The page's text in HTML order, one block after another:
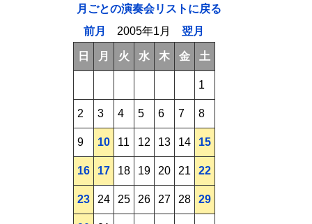
月ごとの演奏会リストに戻る
前月
2005年1月翌月
日 月 火 水 木 金 土
1
2 3 4 5 6 7 8
9 10 11 12 13 14 15
16 17 18 19 20 21 22
23 24 25 26 27 28 29